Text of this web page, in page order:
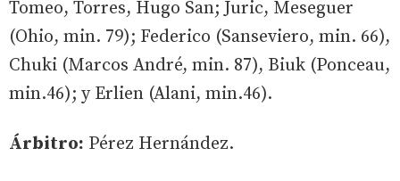
Tomeo, Torres, Hugo San; Juric, Meseguer
(Ohio, min. 79); Federico (Sanseviero, min. 66),
Chuki (Marcos André, min. 87), Biuk (Ponceau,
min.46); y Erlien (Alani, min.46).
Árbitro: Pérez Hernández.